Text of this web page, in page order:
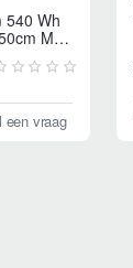
540 Wh
M
een vraag